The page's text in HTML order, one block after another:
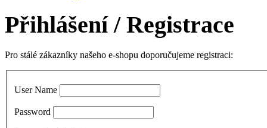
Přihlášení/ Registrace
Pro stálé zákazníky našeho e-shopu doporučujeme registraci:
User Name
Password